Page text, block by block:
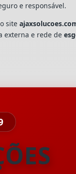
e responsável.
site
externa e rede de